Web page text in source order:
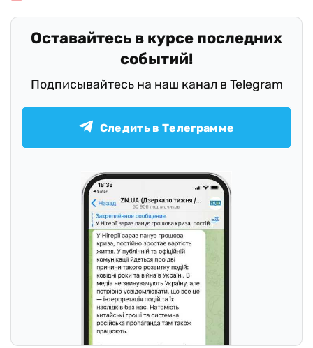
Оставайтесь в курсе последних
событий!
Подписывайтесь на наш канал в Telegram
Следить в Телеграмме